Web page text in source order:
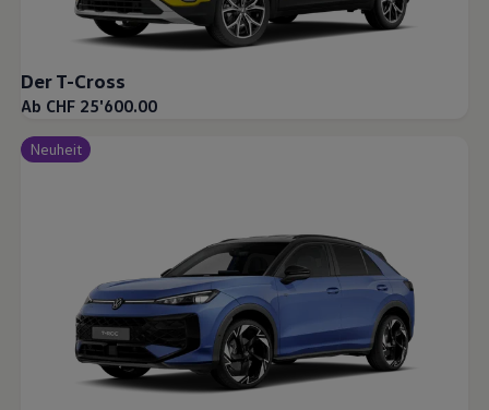
Der T-Cross
Ab CHF 25'600.00
Neuheit